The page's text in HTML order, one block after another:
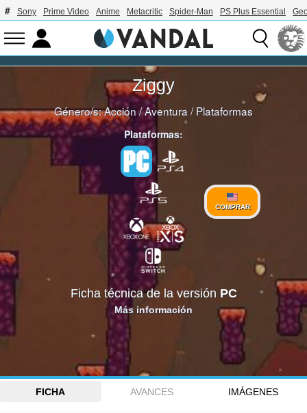
Sony Prime Video Anime Metacritic Spider-Man PS Plus Essential
Ziggy
Género/s:Acción/Aventura /Plataformas
Plataformas:
COMPRAR
Ficha técnica de la versión PC
Más información
FICHA AVANCES IMÁGENES